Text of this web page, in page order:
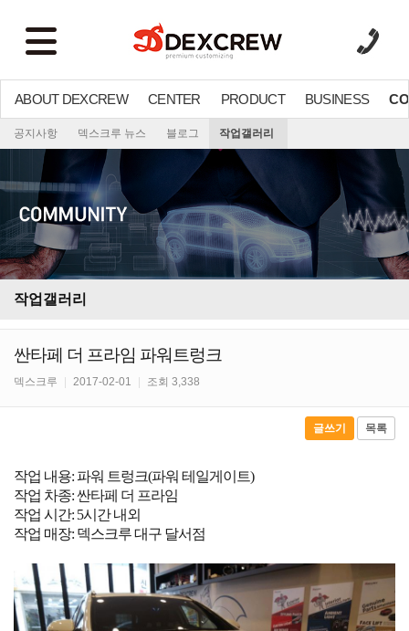
ABOUT DEXCREW CENTER PRODUCT BUSINESS
공지사항 덱스크루 뉴스 블로그 작업갤러리
작업갤러리
싼타페 더 프라임 파워트렁크
덱스크루 | 2017-02-01 | 조회 3,338
글쓰기 목록
작업 내용: 파워 트렁크(파워 테일게이트)
작업 차종: 싼타페 더 프라임
작업 시간: 5시간 내외
작업 매장: 덱스크루 대구 달서점